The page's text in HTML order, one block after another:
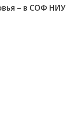
– в СОФ НИУ